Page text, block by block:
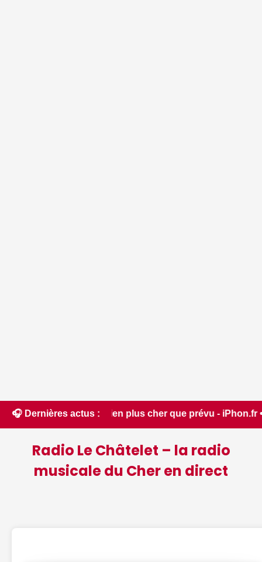
🎧 Dernières actus :
plus cher que prévu - iPhon.fr • 📰 L'iPhone 18
Radio Le Châtelet – la radio
musicale du Cher en direct